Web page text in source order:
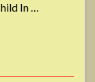
In …